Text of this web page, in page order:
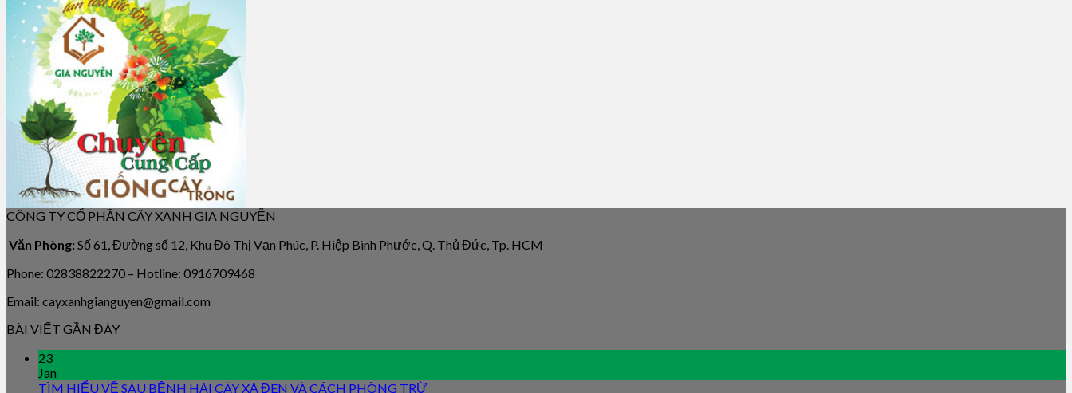
CÔNG TY CỔ PHẦN CÂY XANH GIA NGUYỄN
Văn Phòng: Số 61, Đường số 12, Khu Đô Thị Vạn Phúc, P. Hiệp Bình Phước, Q. Thủ Đức, Tp. HCM
Phone: 02838822270 – Hotline: 0916709468
Email: cayxanhgianguyen@gmail.com
BÀI VIẾT GẦN ĐÂY
23
Jan
TÌM HIỂU VỀ SÂU BỆNH HẠI CÂY XẠ ĐEN VÀ CÁCH PHÒNG TRỪ